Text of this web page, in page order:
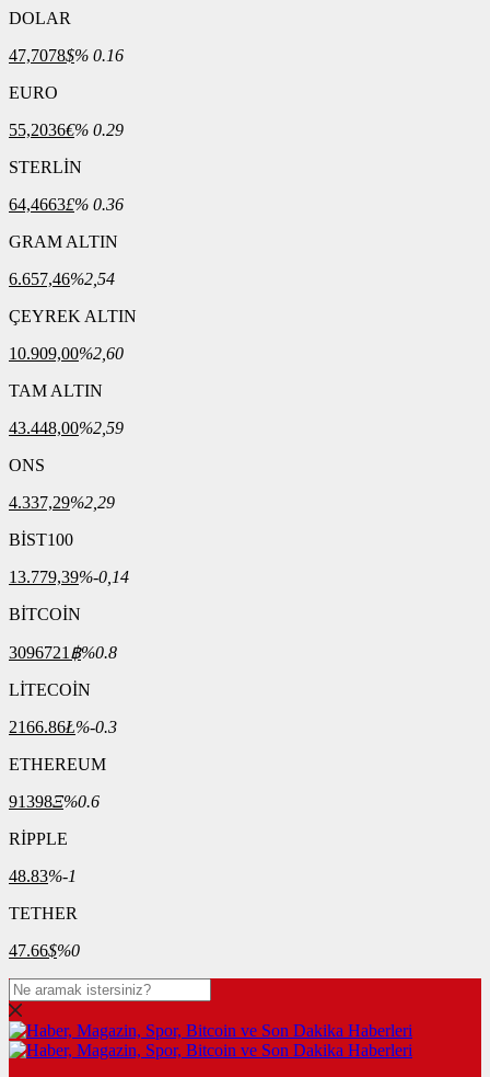
DOLAR
47,7078$% 0.16
EURO
55,2036€% 0.29
STERLİN
64,4663£% 0.36
GRAM ALTIN
6.657,46%2,54
ÇEYREK ALTIN
10.909,00%2,60
TAM ALTIN
43.448,00%2,59
ONS
4.337,29%2,29
BİST100
13.779,39%-0,14
BİTCOİN
3096721 ฿%0.8
LİTECOİN
2166.86Ł%-0.3
ETHEREUM
91398Ξ%0.6
RİPPLE
48.83%-1
TETHER
47.66$%0